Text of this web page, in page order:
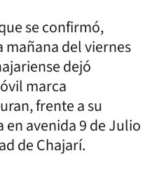
se confirmó,
mañana del viernes
dejó
marca
frente a su
avenida 9 de Julio
de Chajarí.